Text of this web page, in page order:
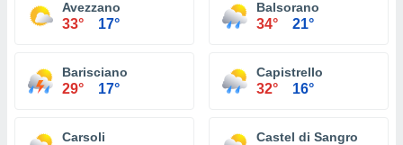
Avezzano
33° 17°
Balsorano
34° 21°
Barisciano
29° 17°
Capistrello
32° 16°
Carsoli Castel di Sangro